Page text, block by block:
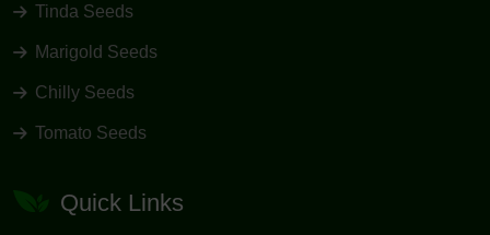
Tinda Seeds
Marigold Seeds
Chilly Seeds
Tomato Seeds
Quick Links